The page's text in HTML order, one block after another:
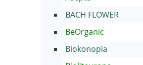
BACH FLOWER
BeOrganic
Biokonopia